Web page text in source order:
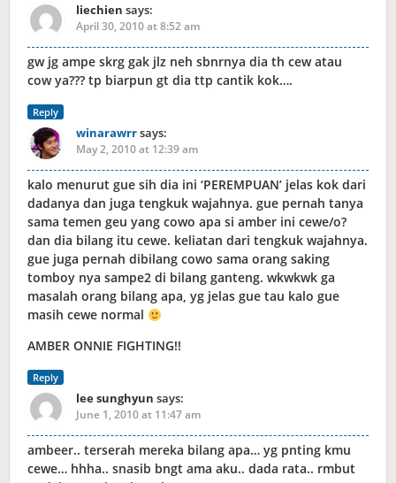
liechien says:
April 30, 2010 at 8:52 am
gw jg ampe skrg gak jlz neh sbnrnya dia th cew atau
cow ya??? tp biarpun gt dia ttp cantik kok….
Reply
winarawrrsays:
May 2, 2010 at 12:39 am
kalo menurut gue sih dia ini ‘PEREMPUAN’ jelas kok dari
dadanya dan juga tengkuk wajahnya. gue pernah tanya
sama temen geu yang cowo apa si amber ini cewe/o?
dan dia bilang itu cewe. keliatan dari tengkuk wajahnya.
gue juga pernah dibilang cowo sama orang saking
tomboy nya sampe2 di bilang ganteng. wkwkwk ga
masalah orang bilang apa, yg jelas gue tau kalo gue
masih cewe normal
AMBER ONNIE FIGHTING!!
Reply
lee sunghyun says:
June 1, 2010 at 11:47 am
ambeer.. terserah mereka bilang apa… yg pnting kmu
cewe… hhha.. snasib bngt ama aku.. dada rata.. rmbut